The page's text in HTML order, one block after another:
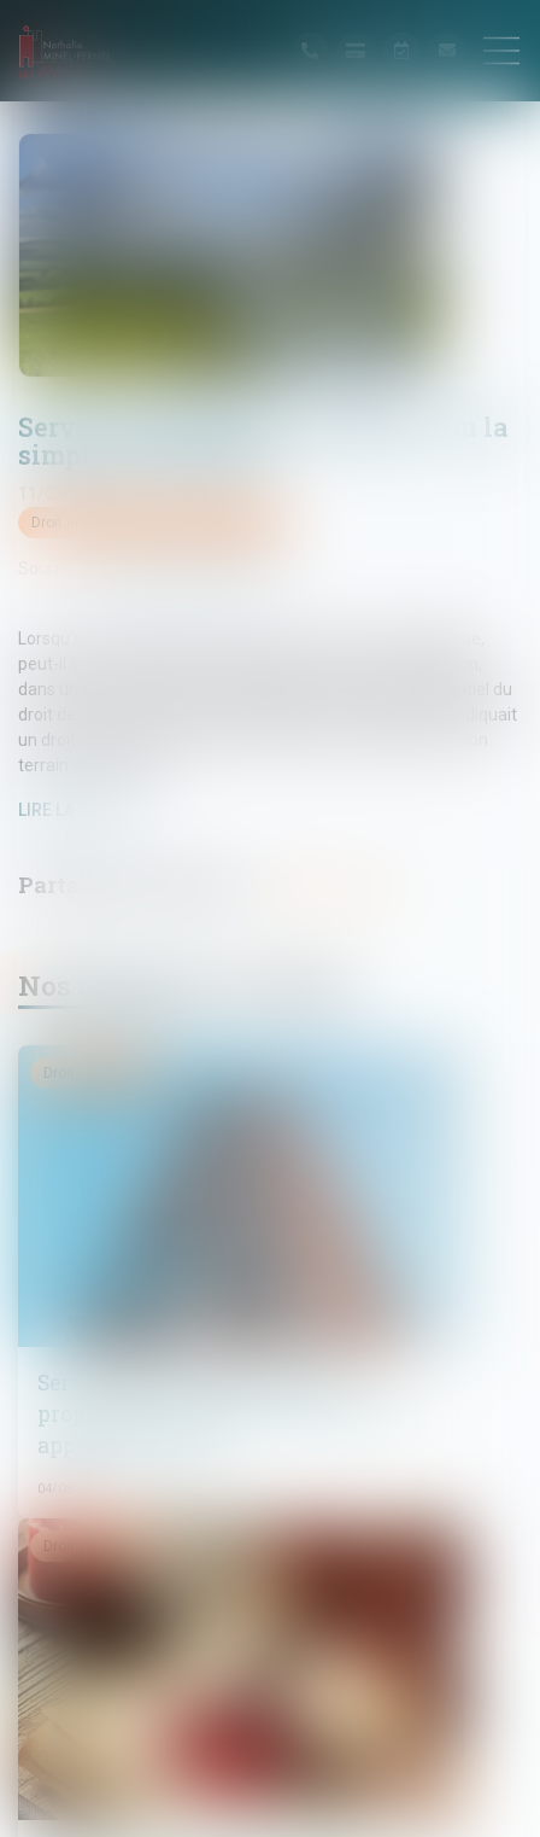
Servitude de passage : l’enclave… ou la
simple commodité ?
Droit immobilier
Lorsqu’un fonds dispose de plusieurs accès à la voie publique,
peut-il être considéré comme enclavé ? La Cour de cassation,
dans un arrêt du 27 février 2025, rappelle un principe essentiel du
droit des servitudes, puisqu’en l’espèce, une héritière revendiquait
un droit de passage sur une parcelle voisine, estimant que son
terrain était enclavé...
LIRE LA SUITE
Nos dernières actualités
Servitude de passage : tous les
propriétaires voisins n'ont pas à être
appelés en justice
04/08/2026
Droit immobilier
Droit immobilier